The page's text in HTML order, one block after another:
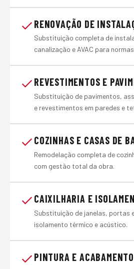
RENOVAÇÃO DE
Substituição completa de
canalização e AVAC para
REVESTIMENTOS E
Substituição de pavimentos,
e revestimentos em paredes e
COZINHAS E CASAS DE
Remodelação completa de
com gestão total da obra.
CAIXILHARIA E
Substituição de janelas, portas
isolamento térmico e acústico.
PINTURA E